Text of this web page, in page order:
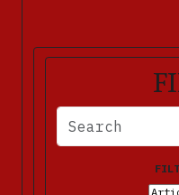
BITTE FÜLLEN SIE DIE